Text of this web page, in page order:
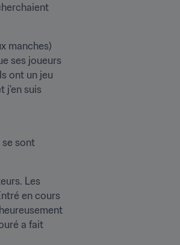
manches)
ses joueurs
ont un jeu
j'en suis
se sont
Les
en cours
a fait